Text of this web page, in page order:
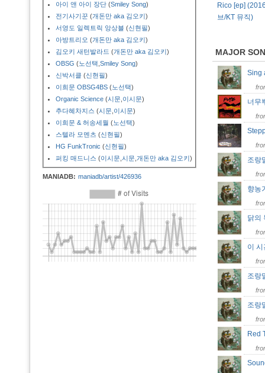
아이 앤 아이 장단 (Smiley Song)
전기사기꾼 (개돈만 aka 김오키)
서영도 일렉트릭 앙상블 (신현필)
아방트리오 (개돈만 aka 김오키)
김오키 새턴발라드 (개돈만 aka 김오키)
OBSG (노선택 Smiley Song)
신박서클 (신현필)
이희문 OBSG4BS (노선택)
Organic Science (시문 이시문)
추다혜차지스 (시문 이시문)
이희문 & 허송세월 (노선택)
스텔라 모멘츠 (신현필)
HG FunkTronic (신현필)
퍼킹 매드니스 (이시문 시문 개돈만 aka 김오키)
MANIADB: maniadb/artist/426936
Rico [ep]
브/KT 뮤직)
MAJOR
Sing
너
조랑
향농
닭의
이
조랑
조랑
Red